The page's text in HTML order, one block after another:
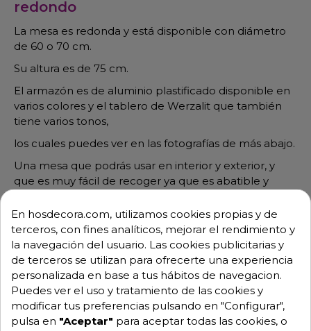
redondo
La mesa es redonda y está disponible con diámetro
de 60 o 70 cm.
Su altura es de 75 cm.
El armazón es de aluminio plastificado disponible en
varios colores y el tablero de Werzalit que también
tiene varios tonos,
los cuales puedes ver en las fotografías de más abajo.
Una mesa que podrás usar en interior y exterior, y
que es muy fácil de recoger ya que es abatible y
Primero escoge el color de la estructura: colores que
no sean el plastificado estándar, es decir, blanco o
negro,
pregunten antes ya que conlleva un incremento del
precio.
Después escoja el color del tablero Werzalit.
En hosdecora.com, utilizamos cookies propias y de
terceros, con fines analíticos, mejorar el rendimiento y
la navegación del usuario. Las cookies publicitarias y
de terceros se utilizan para ofrecerte una experiencia
personalizada en base a tus hábitos de navegacion.
Puedes ver el uso y tratamiento de las cookies y
modificar tus preferencias pulsando en "Configurar",
pulsa en "Aceptar" para aceptar todas las cookies, o